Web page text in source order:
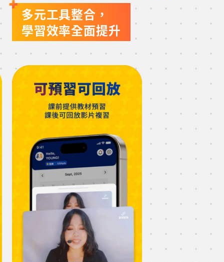
多元工具整合，
學習效率全面提升